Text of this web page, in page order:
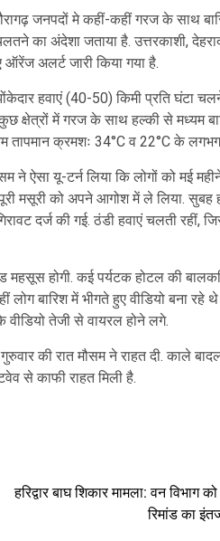
जनपदों मे कहीं-कहीं गरज के साथ
का अंदेशा जताया है. उत्तरकाशी,
अलर्ट जारी किया गया है.
हवाएं (40-50) किमी प्रति घंटा
क्षेत्रों में गरज के साथ हल्की से मध्यम
तापमान क्रमशः 34°C व 22°C के
ने ऐसा यू-टर्न लिया कि लोगों को मई
मसूरी को अपने आगोश में ले लिया. सुबह
दर्ज की गई. ठंडी हवाएं चलती रहीं,
महसूस होगी. कई पर्यटक होटल की
बारिश में भीगते हुए वीडियो बना रहे
तेजी से वायरल होने लगे.
की रात मौसम ने राहत दी. काले
से काफी राहत मिली है.
हरिद्वार बाघ शिकार मामला: वन विभाग
रिमांड का